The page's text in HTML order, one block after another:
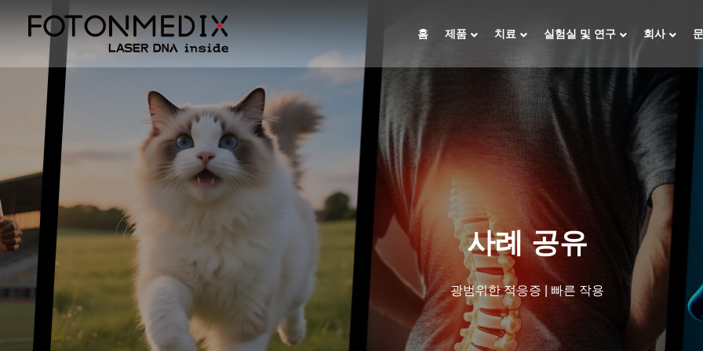
홈 제품 치료 실험실 및 연구 회사
사례 공유
광범위한 적응증 | 빠른 작용